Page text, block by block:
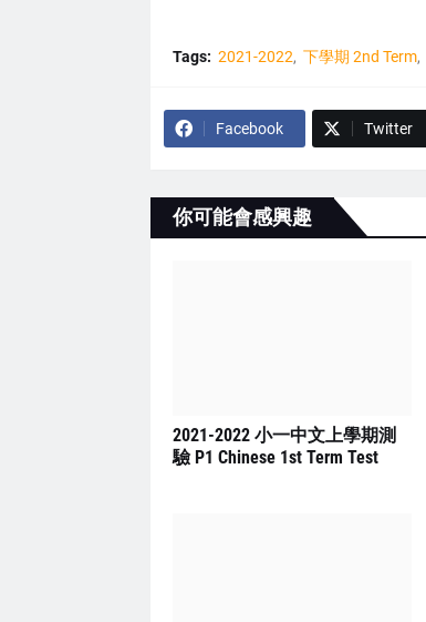
Tags: 2021-2022 下學期 2nd Term
Facebook Twitter
你可能會感興趣
2021-2022 小一中文上學期測
驗 P1 Chinese 1st Term Test